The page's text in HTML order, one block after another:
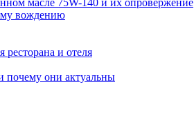
вождению
ресторана и отеля
почему они актуальны